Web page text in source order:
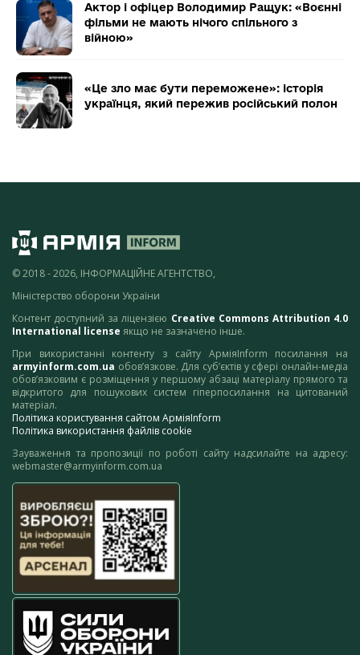
Актор і офіцер Володимир Ращук: «Воєнні
фільми не мають нічого спільного з
війною»
«Це зло має бути переможене»: історія
українця, який пережив російський полон
© 2018 - 2026, ІНФОРМАЦІЙНЕ АГЕНТСТВО,
Міністерство оборони України
Контент доступний за ліцензією Creative Commons Attribution 4.0
International license якщо не зазначено інше.
При використанні контенту з сайту АрміяInform посилання на
armyinform.com.ua обов’язкове. Для суб’єктів у сфері онлайн-медіа
обов’язковим є розміщення у першому абзаці матеріалу прямого та
відкритого для пошукових систем гіперпосилання на цитований
матеріал.
Політика користування сайтом АрміяInform
Політика використання файлів cookie
Зауваження та пропозиції по роботі сайту надсилайте на адресу:
webmaster@armyinform.com.ua